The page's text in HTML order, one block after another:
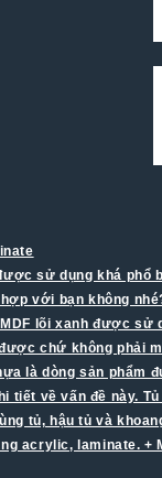
sử dụng khá phổ
với bạn không
lõi xanh được
chứ không phải
là dòng sản phẩm
tiết về vấn đề này.
tủ, hậu tủ và
acrylic, laminate.